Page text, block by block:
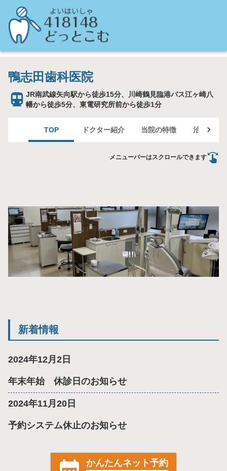
鴨志田歯科医院
JR南武線矢向駅から徒歩15分、川崎鶴見臨港バス江ヶ崎八
幡から徒歩5分、東電研究所前から徒歩1分
TOP ドクター紹介 当院の特徴 治療案内
メニューバーはスクロールできます
新着情報
2024年12月2日
年末年始 休診日のお知らせ
2024年11月20日
予約システム休止のお知らせ
かんたんネット予約